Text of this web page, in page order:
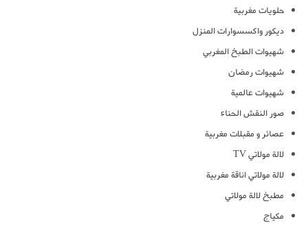
حلويات مغربية
ديكور واكسسوارات المنزل
شهيوات الطبخ المغربي
شهيوات رمضان
شهيوات عالمية
صور النقش الحناء
عصائر و مقبلات مغربية
لالة مولاتي TV
لالة مولاتي اناقة مغربية
مطبخ لالة مولاتي
مكياج